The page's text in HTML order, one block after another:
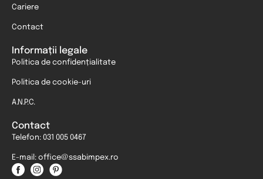
Cariere
Contact
Informații legale
Politica de confidențialitate
Politica de cookie-uri
A.N.P.C.
Contact
Telefon: 031 005 0467
E-mail: office@ssabimpex.ro